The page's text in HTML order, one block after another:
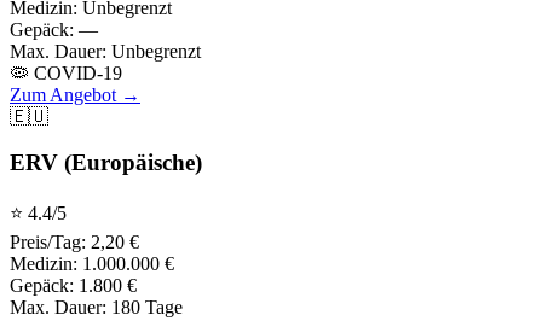
Medizin: Unbegrenzt
Gepäck: —
Max. Dauer: Unbegrenzt
🦠 COVID-19
Zum Angebot →
🇪🇺
ERV (Europäische)
⭐ 4.4/5
Preis/Tag: 2,20 €
Medizin: 1.000.000 €
Gepäck: 1.800 €
Max. Dauer: 180 Tage